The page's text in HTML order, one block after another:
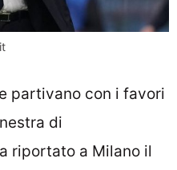
partivano con i favori
di
riportato a Milano il